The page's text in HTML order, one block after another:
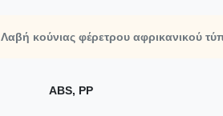
Λαβή κούνιας φέρετρου αφρικανικού
ABS, PP